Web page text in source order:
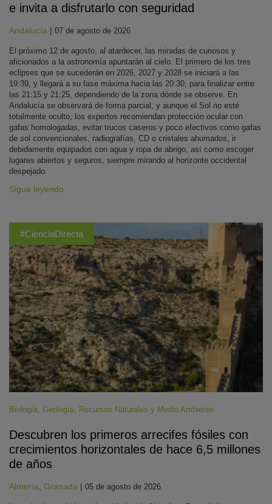
e invita a disfrutarlo con seguridad
Andalucía | 07 de agosto de 2026
El próximo 12 de agosto, al atardecer, las miradas de curiosos y
aficionados a la astronomía apuntarán al cielo. El primero de los tres
eclipses que se sucederán en 2026, 2027 y 2028 se iniciará a las
19:39, y llegará a su fase máxima hacia las 20:30, para finalizar entre
las 21:15 y 21:25, dependiendo de la zona dónde se observe. En
Andalucía se observará de forma parcial, y aunque el Sol no esté
totalmente oculto, los expertos recomiendan protección ocular con
gafas homologadas, evitar trucos caseros y poco efectivos como gafas
de sol convencionales, radiografías, CD o cristales ahumados, ir
debidamente equipados con agua y ropa de abrigo, así como escoger
lugares abiertos y seguros, siempre mirando al horizonte occidental
despejado.
Sigue leyendo
#CienciaDirecta
Biología Geología Recursos Naturales y Medio Ambiente
Descubren los primeros arrecifes fósiles con
crecimientos horizontales de hace 6,5 millones
de años
Almería Granada | 05 de agosto de 2026